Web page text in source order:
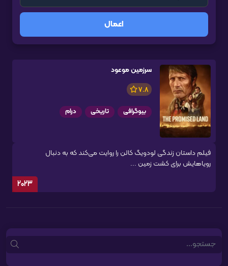
اعمال
سرزمین موعود
7.8
بیوگرافی تاریخی درام
فیلم داستان زندگی لودویگ کالن را روایت می‌کند که به دنبال
رویاهایش برای کشت زمین ...
2023
Search